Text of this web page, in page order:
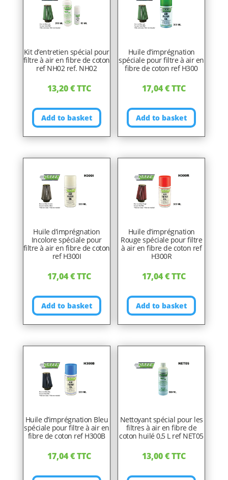
Kit d’entretien spécial pour
filtre à air en fibre de coton
ref NH02 ref. NH02
13,20€TTC
Add to basket
Huile d’imprégnation
spéciale pour filtre à air en
fibre de coton ref H300
17,04€TTC
Add to basket
Huile d’imprégnation
Incolore spéciale pour
filtre à air en fibre de coton
ref H300I
17,04€TTC
Add to basket
Huile d’imprégnation
Rouge spéciale pour filtre
à air en fibre de coton ref
H300R
17,04€TTC
Add to basket
Huile d’imprégnation Bleu
spéciale pour filtre à air en
fibre de coton ref H300B
17,04€TTC
Nettoyant spécial pour les
filtres à air en fibre de
coton huilé 0,5 L ref NET05
13,00€TTC